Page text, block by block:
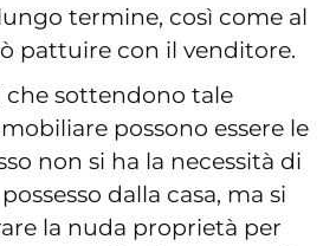
termine, così come al
pattuire con il venditore.
che sottendono tale
possono essere le
non si ha la necessità di
dalla casa, ma si
la nuda proprietà per